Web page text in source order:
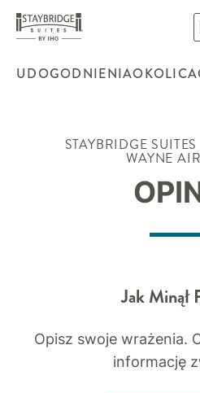
UDOGODNIENIAOKOLICA
STAYBRIDGE SUITES
WAYNE
Jak Minął
Opisz swoje wrażenia.
informację